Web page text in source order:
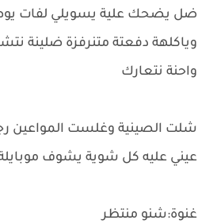
ضل يضحك علية يسويلي لفات
وياكلهة دفعتة متنرفزة ضلينة
واحنة نتعارك
شلت الصينية وغلست المواعين
عيني عليه كل شوية يشوف
غنوة:شنو منتظر